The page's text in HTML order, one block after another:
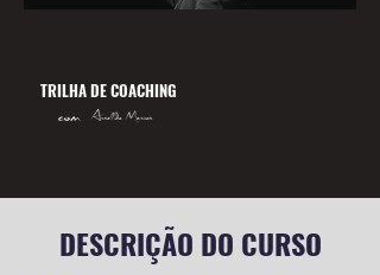
TRILHA DE COACHING
DESCRIÇÃO DO CURSO